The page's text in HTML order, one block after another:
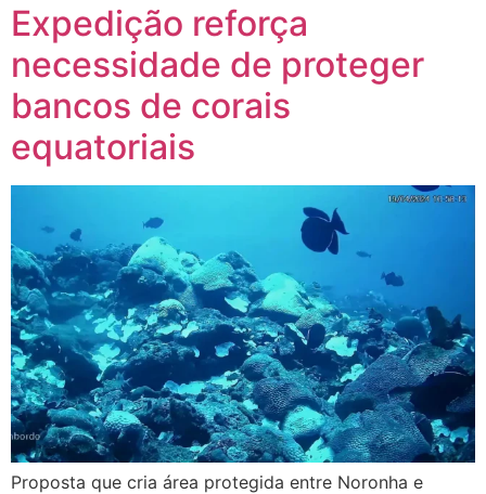
Expedição reforça
necessidade de proteger
bancos de corais
equatoriais
Proposta que cria área protegida entre Noronha e